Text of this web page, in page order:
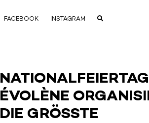
FACEBOOK INSTAGRAM
ÉVOLÈNE
DIE GRÖSSTE